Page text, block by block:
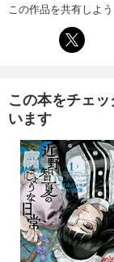
この作品を共有しよう
この本をチェ
います